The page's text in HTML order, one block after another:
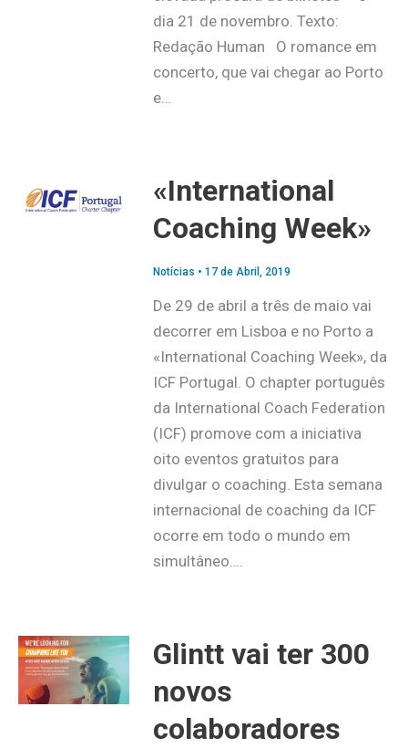
dia 21 de novembro. Texto:
Redação Human O romance em
concerto, que vai chegar ao Porto
e…
«International
Coaching Week»
Notícias • 17 de Abril, 2019
De 29 de abril a três de maio vai
decorrer em Lisboa e no Porto a
«International Coaching Week», da
ICF Portugal. O chapter português
da International Coach Federation
(ICF) promove com a iniciativa
oito eventos gratuitos para
divulgar o coaching. Esta semana
internacional de coaching da ICF
ocorre em todo o mundo em
simultâneo….
Glintt vai ter 300
novos
colaboradores